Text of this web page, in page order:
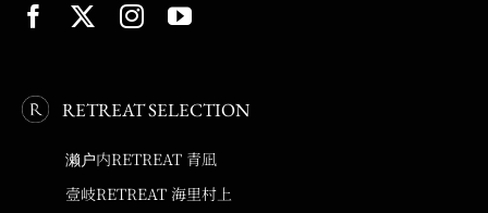
RETREAT SELECTION
濑户内RETREAT 青凪
壹岐RETREAT 海里村上